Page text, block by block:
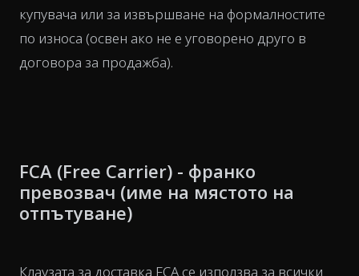
купувача или за извършване на формалностите
по износа (освен ако не е уговорено друго в
договора за продажба).
FCA (Free Carrier) - франко
превозвач (име на мястото на
отпътуване)
Клаузата за доставка FCA се използва за всички